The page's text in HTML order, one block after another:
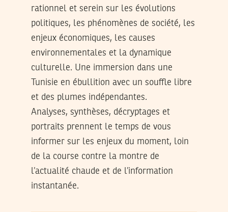
rationnel et serein sur les évolutions
politiques, les phénomènes de société, les
enjeux économiques, les causes
environnementales et la dynamique
culturelle. Une immersion dans une
Tunisie en ébullition avec un souffle libre
et des plumes indépendantes.
Analyses, synthèses, décryptages et
portraits prennent le temps de vous
informer sur les enjeux du moment, loin
de la course contre la montre de
l’actualité chaude et de l’information
instantanée.